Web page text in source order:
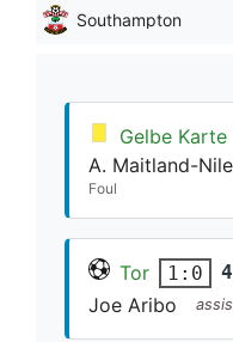
Southampton
Gelbe Karte
A. Maitland-
Foul
Tor 1:0
Joe Aribo